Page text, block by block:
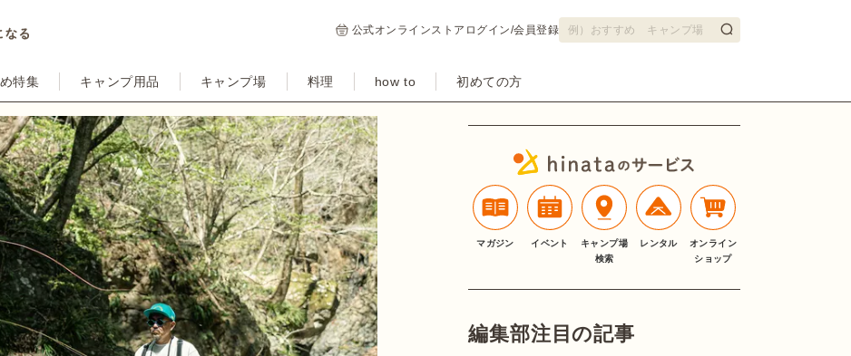
公式オンラインストア ログイン/会員登録
特集 キャンプ用品 キャンプ場 料理 how to 初めての方
マガジン イベント
キャンプ場
検索
レンタル
オンライン
ショップ
編集部注目の記事